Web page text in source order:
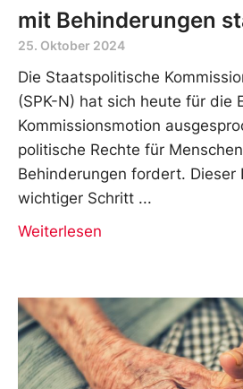
mit Behinderungen
25. Oktober 2024
Die Staatspolitische
(SPK-N) hat sich heute für die
Kommissionsmotion
politische Rechte für
Behinderungen fordert. Dieser
wichtiger Schritt
Weiterlesen